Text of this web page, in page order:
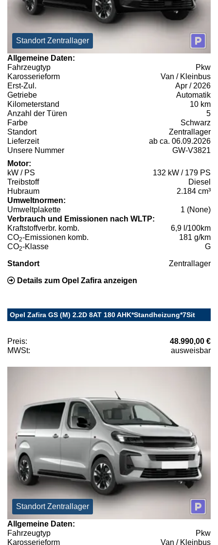
Standort Zentrallager
Allgemeine Daten:
Fahrzeugtyp
Pkw
Karosserieform
Van / Kleinbus
Erst-Zul.
Apr / 2026
Getriebe
Automatik
Kilometerstand
10 km
Anzahl der Türen
5
Farbe
Schwarz
Standort
Zentrallager
Lieferzeit
ab ca. 06.09.2026
Unsere Nummer
GW-V3821
Motor:
kW / PS
132 kW / 179 PS
Treibstoff
Diesel
Hubraum
2.184 cm³
Umweltnormen:
Umweltplakette
1 (None)
Verbrauch und Emissionen nach WLTP:
Kraftstoffverbr. komb.
6,9 l/100km
CO2-Emissionen komb.
181 g/km
CO2-Klasse G
Standort Zentrallager
Details zum Opel Zafira anzeigen
Opel Zafira GS (M) 2.2D 8AT 180 AHK*Standheizung*7Sit
Preis:
48.990,00 €
MWSt:
ausweisbar
Standort Zentrallager
Allgemeine Daten:
Fahrzeugtyp
Pkw
Karosserieform
Van / Kleinbus